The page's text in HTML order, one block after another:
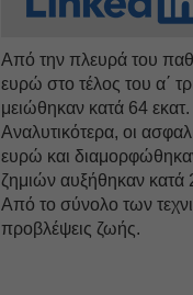
Από την πλευρά του
ευρώ στο τέλος του α΄
μειώθηκαν κατά 64
Αναλυτικότερα, οι
ευρώ και
ζημιών αυξήθηκαν
Από το σύνολο των
προβλέψεις ζωής.